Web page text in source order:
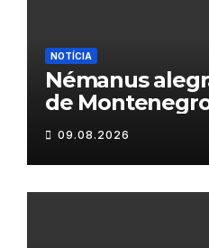
NOTÍCIA
Némanus
de
09.08.2026